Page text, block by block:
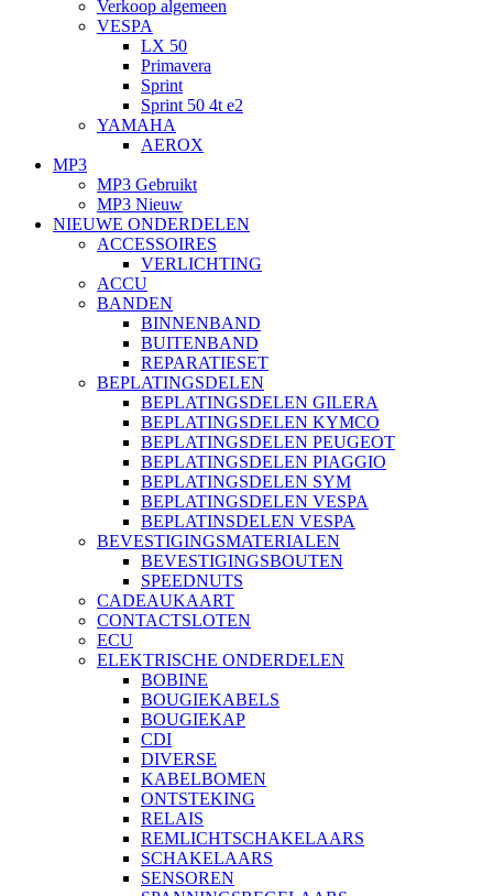
Verkoop algemeen
VESPA
LX 50
Primavera
Sprint
Sprint 50 4t e2
YAMAHA
AEROX
MP3
MP3 Gebruikt
MP3 Nieuw
NIEUWE ONDERDELEN
ACCESSOIRES
VERLICHTING
ACCU
BANDEN
BINNENBAND
BUITENBAND
REPARATIESET
BEPLATINGSDELEN
BEPLATINGSDELEN GILERA
BEPLATINGSDELEN KYMCO
BEPLATINGSDELEN PEUGEOT
BEPLATINGSDELEN PIAGGIO
BEPLATINGSDELEN SYM
BEPLATINGSDELEN VESPA
BEPLATINSDELEN VESPA
BEVESTIGINGSMATERIALEN
BEVESTIGINGSBOUTEN
SPEEDNUTS
CADEAUKAART
CONTACTSLOTEN
ECU
ELEKTRISCHE ONDERDELEN
BOBINE
BOUGIEKABELS
BOUGIEKAP
CDI
DIVERSE
KABELBOMEN
ONTSTEKING
RELAIS
REMLICHTSCHAKELAARS
SCHAKELAARS
SENSOREN